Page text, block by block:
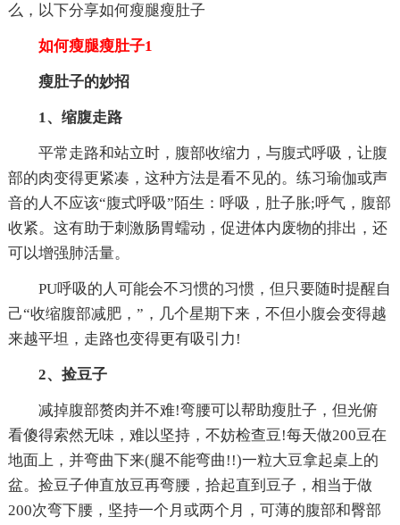
么，以下分享如何瘦腿瘦肚子
如何瘦腿瘦肚子1
瘦肚子的妙招
1、缩腹走路
平常走路和站立时，腹部收缩力，与腹式呼吸，让腹
部的肉变得更紧凑，这种方法是看不见的。练习瑜伽或声
音的人不应该“腹式呼吸”陌生：呼吸，肚子胀;呼气，腹部
收紧。这有助于刺激肠胃蠕动，促进体内废物的排出，还
可以增强肺活量。
PU呼吸的人可能会不习惯的习惯，但只要随时提醒自
己“收缩腹部减肥，”，几个星期下来，不但小腹会变得越
来越平坦，走路也变得更有吸引力!
2、捡豆子
减掉腹部赘肉并不难!弯腰可以帮助瘦肚子，但光俯
看傻得索然无味，难以坚持，不妨检查豆!每天做200豆在
地面上，并弯曲下来(腿不能弯曲!!)一粒大豆拿起桌上的
盆。捡豆子伸直放豆再弯腰，拾起直到豆子，相当于做
200次弯下腰，坚持一个月或两个月，可薄的腹部和臀部